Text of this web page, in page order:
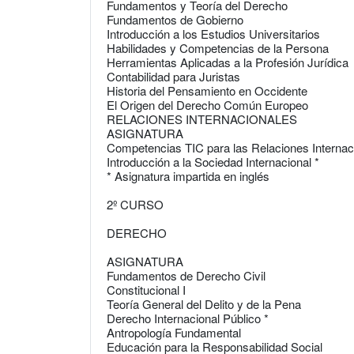
Fundamentos y Teoría del Derecho
Fundamentos de Gobierno
Introducción a los Estudios Universitarios
Habilidades y Competencias de la Persona
Herramientas Aplicadas a la Profesión Jurídica
Contabilidad para Juristas
Historia del Pensamiento en Occidente
El Origen del Derecho Común Europeo
RELACIONES INTERNACIONALES
ASIGNATURA
Competencias TIC para las Relaciones
Introducción a la Sociedad Internacional *
* Asignatura impartida en inglés
2º CURSO
DERECHO
ASIGNATURA
Fundamentos de Derecho Civil
Constitucional I
Teoría General del Delito y de la Pena
Derecho Internacional Público *
Antropología Fundamental
Educación para la Responsabilidad Social